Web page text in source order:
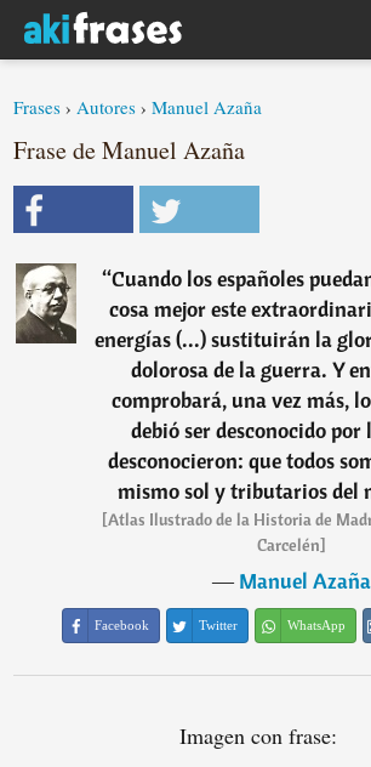
Frases ›Autores ›Manuel Azaña
Frase de Manuel Azaña
“Cuando los españoles
cosa mejor este
energías (...) sustituirán la
dolorosa de la guerra. Y
comprobará, una vez más,
debió ser desconocido por
desconocieron: que todos
mismo sol y tributarios del
[Atlas Ilustrado de la Historia de
Carcelén]
―Manuel Azaña
Facebook Twitter WhatsApp
Imagen con frase: